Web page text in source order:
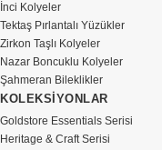
İnci Kolyeler
Tektaş Pırlantalı Yüzükler
Zirkon Taşlı Kolyeler
Nazar Boncuklu Kolyeler
Şahmeran Bileklikler
KOLEKSİYONLAR
Goldstore Essentials Serisi
Heritage & Craft Serisi